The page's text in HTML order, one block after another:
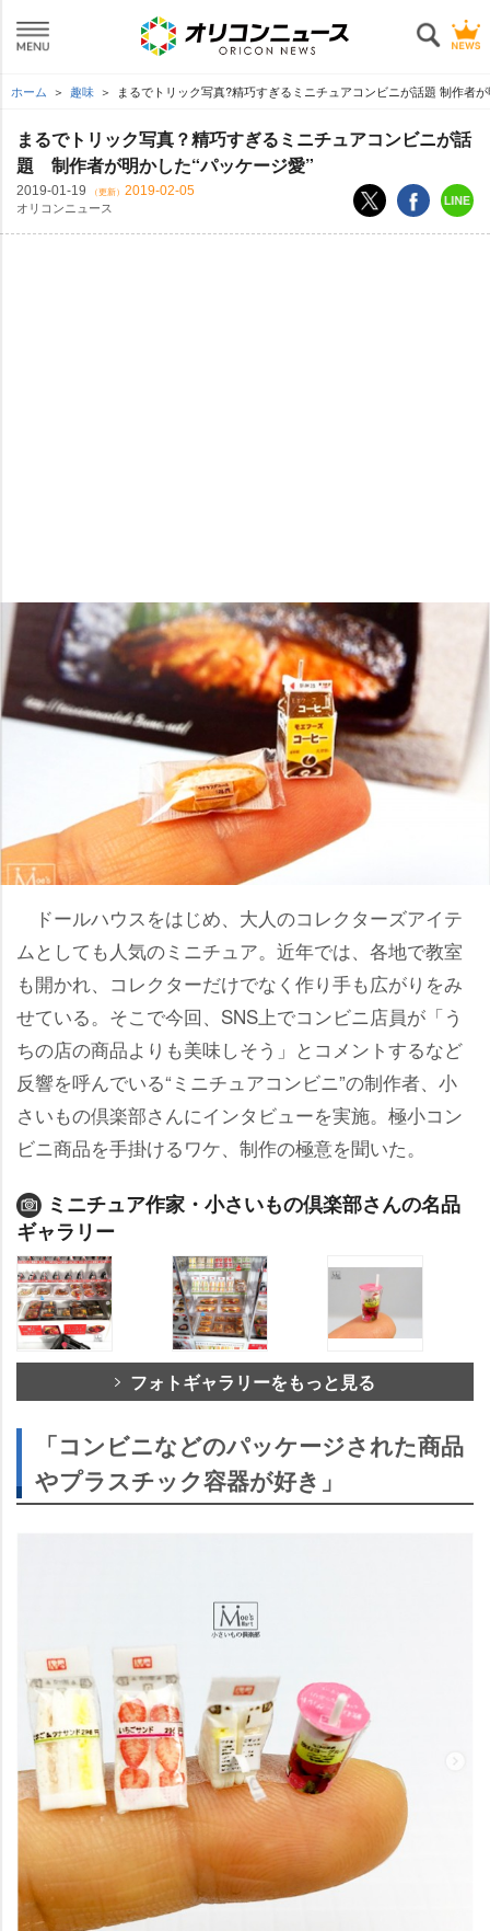
ホーム 趣味 まるでトリック写真?精巧すぎるミニチュアコンビニが話題 制作者
まるでトリック写真？精巧すぎるミニチュアコンビニが話
題 制作者が明かした“パッケージ愛”
2019-01-19 （更新） 2019-02-05
オリコンニュース
ドールハウスをはじめ、大人のコレクターズアイテ
ムとしても人気のミニチュア。近年では、各地で教室
も開かれ、コレクターだけでなく作り手も広がりをみ
せている。そこで今回、SNS上でコンビニ店員が「う
ちの店の商品よりも美味しそう」とコメントするなど
反響を呼んでいる“ミニチュアコンビニ”の制作者、小
さいもの倶楽部さんにインタビューを実施。極小コン
ビニ商品を手掛けるワケ、制作の極意を聞いた。
ミニチュア作家・小さいもの倶楽部さんの名品
ギャラリー
フォトギャラリーをもっと見る
「コンビニなどのパッケージされた商品
プラスチック容器が好き」